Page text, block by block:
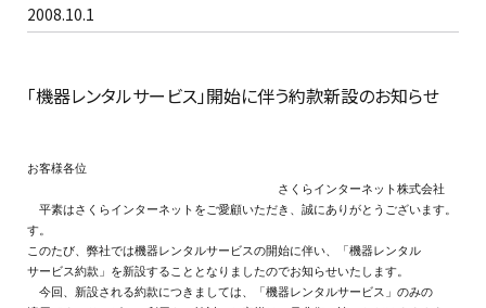
2008.10.1
「機器レンタルサービス」開始に伴う約款新設のお知らせ
お客様各位
さくらインターネット株式会社
平素はさくらインターネットをご愛顧いただき、誠にありがとうございます。
す。
このたび、弊社では機器レンタルサービスの開始に伴い、「機器レンタル
サービス約款」を新設することとなりましたのでお知らせいたします。
今回、新設される約款につきましては、「機器レンタルサービス」のみの